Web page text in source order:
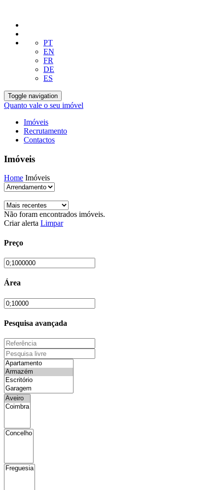
PT
EN
FR
DE
ES
Toggle navigation
Quanto vale o seu imóvel
Imóveis
Recrutamento
Contactos
Imóveis
Home Imóveis
Não foram encontrados imóveis.
Criar alerta Limpar
Preço
Área
Pesquisa avançada